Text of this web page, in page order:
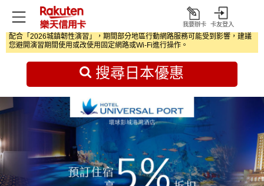
打
開
我要辦卡 卡友登入
配合「2026城鎮韌性演習」，期間部分地區行動網路服務可能受到影響，建議
您避開演習期間使用或改使用固定網路或Wi‑Fi進行操作。
首頁 日本旅遊優惠
搜尋日本優惠